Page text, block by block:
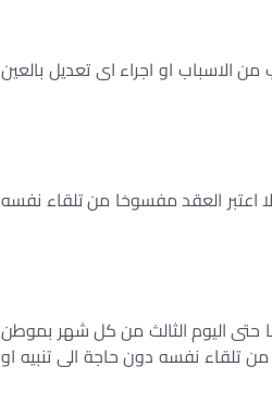
الاسباب او اجراء اى تعديل بالعين
اعتبر العقد مفسوخا من تلقاء نفسه
حتى اليوم الثالث من كل شهر بموطن
من تلقاء نفسه دون حاجة الى تنبيه او